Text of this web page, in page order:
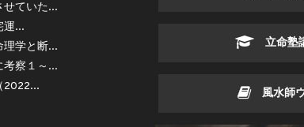
せていた...
運...
理学と断...
考察１～...
2022...
立命塾
風水師ウ